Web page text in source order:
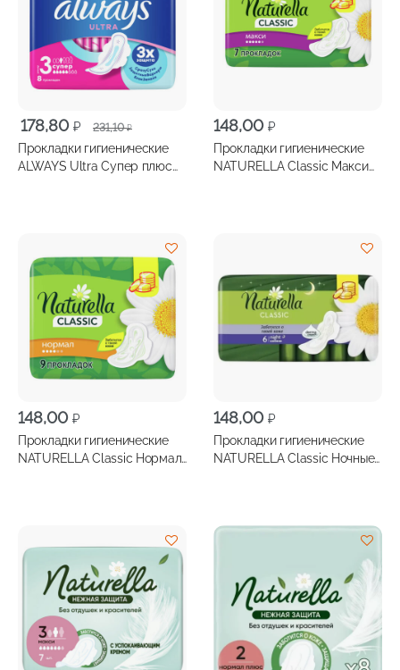
231,10₽
Первоначальная
цена
составляла
178,80 ₽
Текущая
цена:
178,80 ₽.
Прокладки гигиенические
ALWAYS Ultra Супер плюс
148,00 ₽
Прокладки гигиенические
NATURELLA Classic Макси
148,00 ₽
Прокладки гигиенические
NATURELLA Classic Нормал
148,00 ₽
Прокладки гигиенические
NATURELLA Classic Ночные